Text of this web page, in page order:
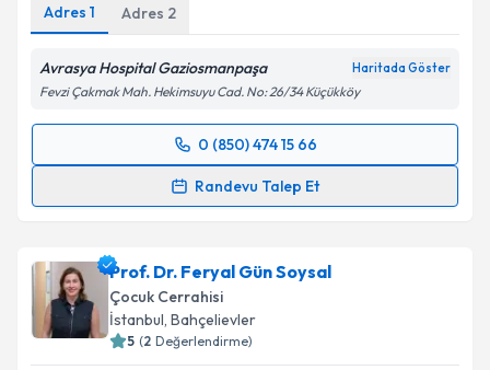
kapsamda işlenmesini kabul ediyorum.
Takvim Talebini Gönder
Adres 1 Adres 2
Avrasya Hospital Gaziosmanpaşa Haritada Göster
Fevzi Çakmak Mah. Hekimsuyu Cad. No: 26/34 Küçükköy
0 (850) 474 15 66
Randevu Talep Et
Randevu Takvimi Talebi
için bir takvim hazırlandığında e-posta ile
bilgilendireceğiz.
E-posta Adresiniz
Prof. Dr. Feryal Gün Soysal
Çocuk Cerrahisi
İstanbul, Bahçelievler
5 (2 Değerlendirme)